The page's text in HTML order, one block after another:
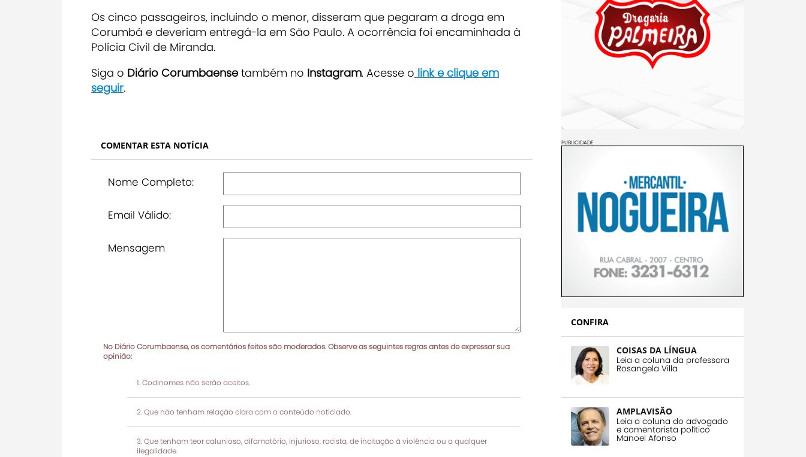
Os cinco passageiros, incluindo o menor, disseram que pegaram a droga em
Corumbá e deveriam entregá-la em São Paulo. A ocorrência foi encaminhada à
Polícia Civil de Miranda.
Siga o Diário Corumbaense também no Instagram. Acesse o link e clique em
seguir.
COMENTAR ESTA NOTÍCIA
Nome Completo:
Email Válido:
Mensagem
No Diário Corumbaense, os comentários feitos são moderados. Observe as seguintes regras antes de expressar sua
opinião:
Codinomes não serão aceitos.
Que não tenham relação clara com o conteúdo noticiado.
Que tenham teor calunioso, difamatório, injurioso, racista, de incitação à violência ou a qualquer
ilegalidade.
PUBLICIDADE
CONFIRA
COISAS DA LÍNGUA
Leia a coluna da professora
Rosangela Villa
AMPLAVISÃO
Leia a coluna do advogado
e comentarista político
Manoel Afonso